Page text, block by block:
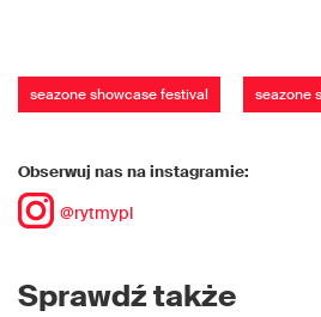
seazone showcase festival seazone
Obserwuj nas na instagramie:
@rytmypl
Sprawdź także